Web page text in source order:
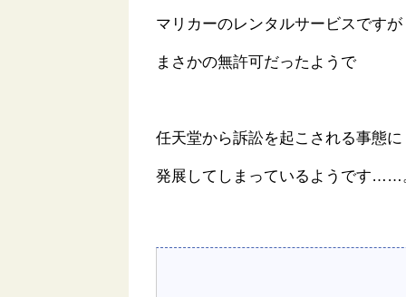
マリカーのレンタルサービスですが
まさかの無許可だったようで
任天堂から訴訟を起こされる事態に
発展してしまっているようです……